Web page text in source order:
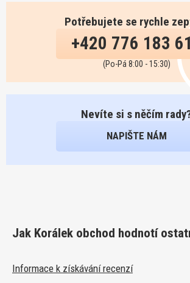
Potřebujete se rychle
+420 776 183
(Po-Pá 8:00 - 15:30)
Nevíte si s něčím
NAPIŠTE NÁM
Jak Korálek obchod hodnotí
Informace k získávání recenzí